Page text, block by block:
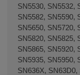
SN5530, SN5532,
SN5582, SN5590,
SN5650, SN5720,
SN5820, SN5825,
SN5865, SN5920,
SN5935, SN5950,
SN636X,